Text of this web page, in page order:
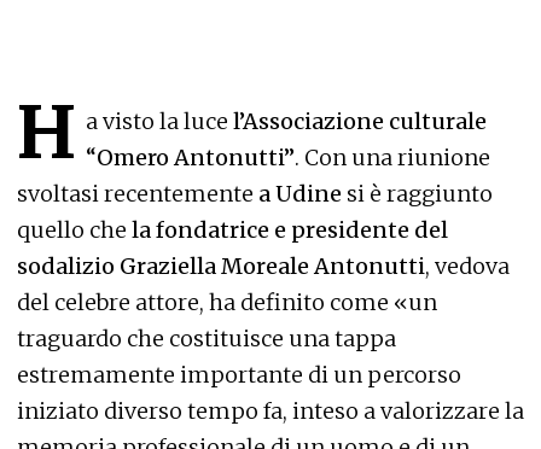
H a visto la luce l’Associazione culturale
“Omero Antonutti”. Con una riunione
svoltasi recentemente a Udine si è raggiunto
quello che la fondatrice e presidente del
sodalizio Graziella Moreale Antonutti, vedova
del celebre attore, ha definito come «un
traguardo che costituisce una tappa
estremamente importante di un percorso
iniziato diverso tempo fa, inteso a valorizzare la